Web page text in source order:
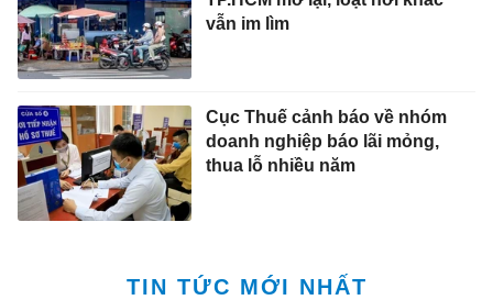
vẫn im lìm
Cục Thuế cảnh báo về nhóm
doanh nghiệp báo lãi mỏng,
thua lỗ nhiều năm
TIN TỨC MỚI NHẤT